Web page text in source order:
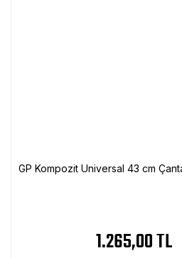
GP Kompozit Universal 43 cm
1.265,00 TL